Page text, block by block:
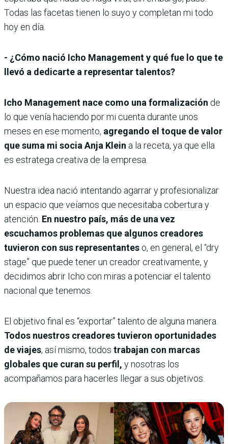
Todas las facetas tienen lo suyo y completan mi todo
hoy en día.
- ¿Cómo nació Icho Management y qué fue lo que te
llevó a dedicarte a representar talentos?
Icho Management nace como una formalización de
lo que venía haciendo por mi cuenta durante unos
meses en ese momento, agregando el toque de valor
que suma mi socia Anja Klein a la receta, ya que ella
es estratega creativa de la empresa.
Nuestra idea nació intentando agarrar y profesionalizar
un espacio que veíamos que necesitaba cobertura y
atención. En nuestro país, más de una vez
escuchamos problemas que algunos creadores
tuvieron con sus representantes o, en general, el “dry
stage” que puede tener un creador creativamente, y
decidimos abrir Icho con miras a potenciar el talento
nacional que tenemos.
El objetivo final es “exportar” talento de alguna manera.
Todos nuestros creadores tuvieron oportunidades
de viajes, así mismo, todos trabajan con marcas
globales que curan su perfil, y nosotras los
acompañamos para hacerles llegar a sus objetivos.